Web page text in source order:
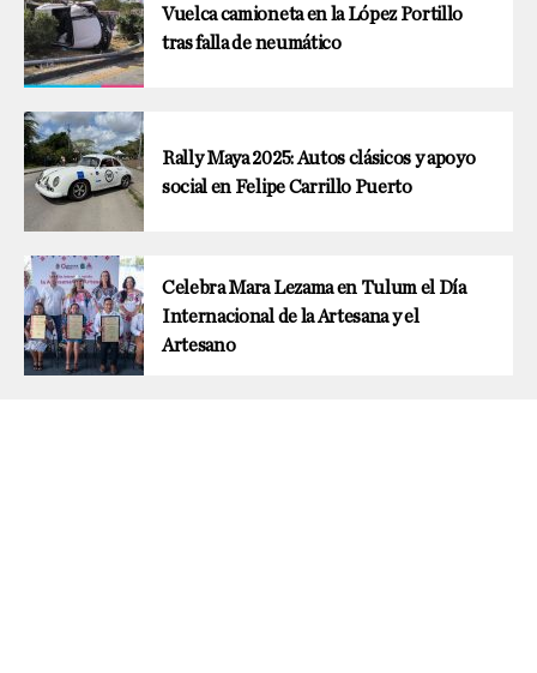
Vuelca camioneta en la López Portillo
tras falla de neumático
Rally Maya 2025: Autos clásicos y apoyo
social en Felipe Carrillo Puerto
Celebra Mara Lezama en Tulum el Día
Internacional de la Artesana y el
Artesano